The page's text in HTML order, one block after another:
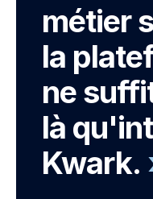
métier
la
ne
là
Kwark.